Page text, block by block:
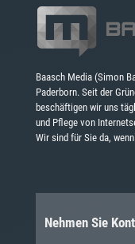
Baasch Media (Simon
Paderborn. Seit der
beschäftigen wir uns
und Pflege von
Wir sind für Sie da,
Nehmen Sie